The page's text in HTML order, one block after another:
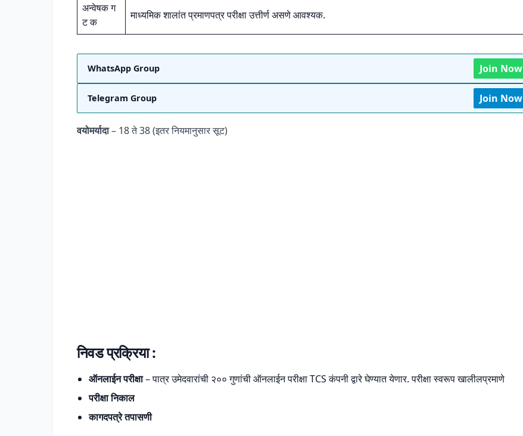
अन्वेषक ग
ट क
माध्यमिक शालांत प्रमाणपत्र परीक्षा उत्तीर्ण असणे आवश्यक.
WhatsApp Group Join Now
Telegram Group Join Now
वयोमर्यादा– 18 ते 38 (इतर नियमानुसार सूट)
निवड प्रक्रिया :
ऑनलाईन परीक्षा– पात्र उमेदवारांची २०० गुणांची ऑनलाईन परीक्षा TCS कंपनी द्वारे घेण्यात येणार. परीक्षा स्वरूप खालीलप्रमाणे
परीक्षा निकाल
कागदपत्रे तपासणी